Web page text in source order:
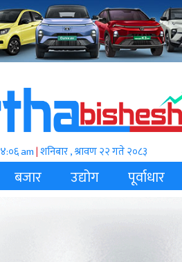
am|शनिबार , श्रावण २२ गते २०८३
बजार उद्योग पूर्वाधार